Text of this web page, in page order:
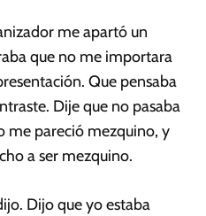
me apartó un
que no me importara
Que pensaba
Dije que no pasaba
me pareció mezquino, y
a ser mezquino.
Dijo que yo estaba